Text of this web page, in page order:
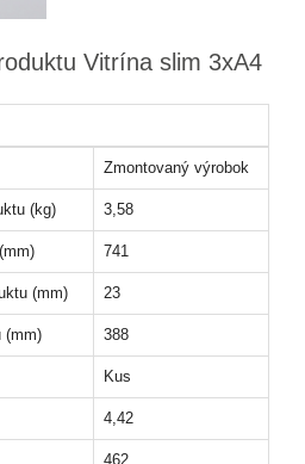
Vitrína slim 3xA4
Zmontovaný výrobok
(kg) 3,58
741
(mm) 23
(mm) 388
Kus
4,42
462